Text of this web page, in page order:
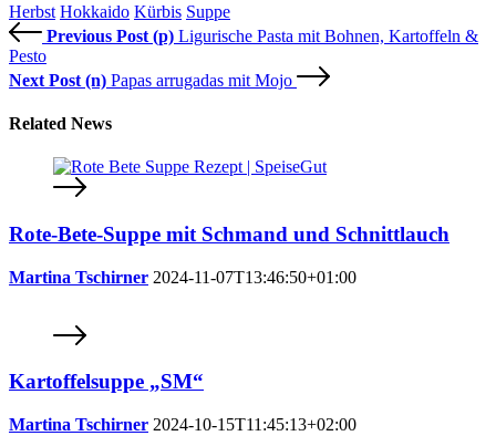
Herbst Hokkaido Kürbis Suppe
Previous Post (p) Ligurische Pasta mit Bohnen, Kartoffeln &
Pesto
Next Post (n) Papas arrugadas mit Mojo
Related News
Rote-Bete-Suppe mit Schmand und Schnittlauch
Martina Tschirner 2024-11-07T13:46:50+01:00
Kartoffelsuppe „SM“
Martina Tschirner 2024-10-15T11:45:13+02:00